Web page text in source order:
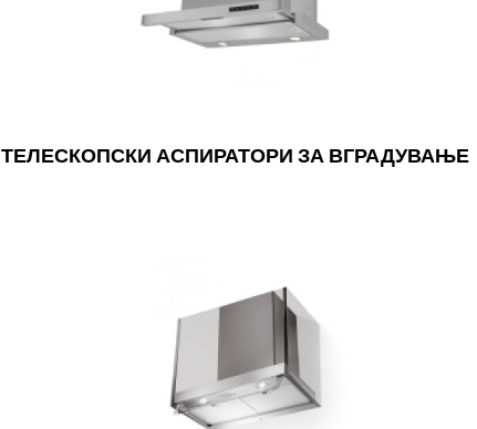
ТЕЛЕСКОПСКИ АСПИРАТОРИ ЗА ВГРАДУВАЊЕ